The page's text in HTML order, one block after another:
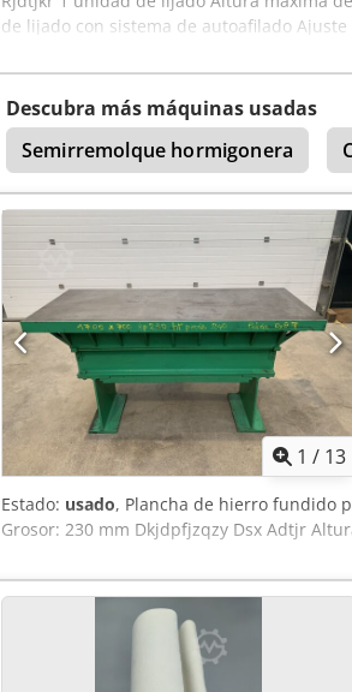
de lijado con sistema de autoafilado
unidad Unidad de lijado con oscilación
de 0,74 kW
Descubra más máquinas usadas
Semirremolque hormigonera
1 / 13
Estado: usado, Plancha de hierro fundido
Grosor: 230 mm Dkjdpfjzqzy Dsx Adtjr